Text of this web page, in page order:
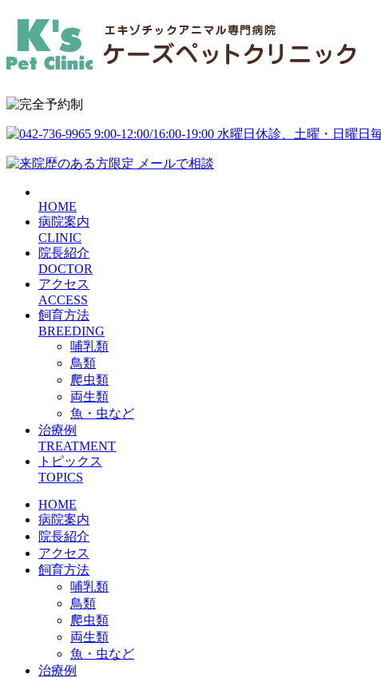
HOME
病院案内
CLINIC
院長紹介
DOCTOR
アクセス
ACCESS
飼育方法
BREEDING
哺乳類
鳥類
爬虫類
両生類
魚・虫など
治療例
TREATMENT
トピックス
TOPICS
HOME
病院案内
院長紹介
アクセス
飼育方法
哺乳類
鳥類
爬虫類
両生類
魚・虫など
治療例